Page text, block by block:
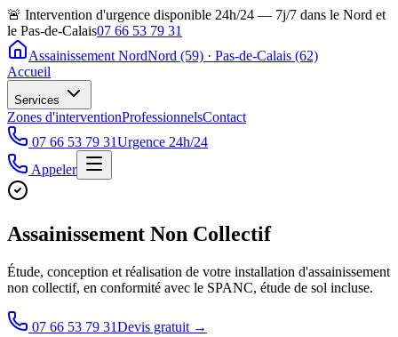
🚨 Intervention d'urgence disponible 24h/24 — 7j/7 dans le Nord et
le Pas-de-Calais07 66 53 79 31
Assainissement NordNord (59) · Pas-de-Calais (62)
Accueil
Services
Zones d'interventionProfessionnelsContact
07 66 53 79 31Urgence 24h/24
Appeler
Assainissement Non Collectif
Étude, conception et réalisation de votre installation d'assainissement
non collectif, en conformité avec le SPANC, étude de sol incluse.
07 66 53 79 31Devis gratuit →